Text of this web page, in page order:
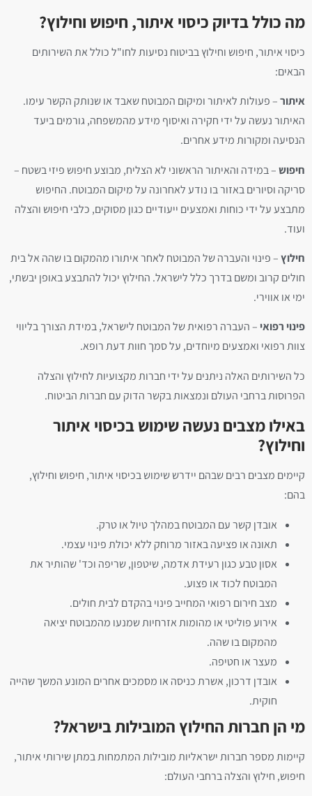
מה כולל בדיוק כיסוי איתור, חיפוש וחילוץ?
כיסוי איתור, חיפוש וחילוץ בביטוח נסיעות לחו"ל כולל את השירותים
הבאים:
איתור– פעולות לאיתור ומיקום המבוטח שאבד או שנותק הקשר עימו.
האיתור נעשה על ידי חקירה ואיסוף מידע מהמשפחה, גורמים ביעד
הנסיעה ומקורות מידע אחרים.
חיפוש– במידה והאיתור הראשוני לא הצליח, מבוצע חיפוש פיזי בשטח –
סריקה וסיורים באזור בו נודע לאחרונה על מיקום המבוטח. החיפוש
מתבצע על ידי כוחות ואמצעים ייעודיים כגון מסוקים, כלבי חיפוש והצלה
ועוד.
חילוץ– פינוי והעברה של המבוטח לאחר איתורו מהמקום בו שהה אל בית
חולים קרוב ומשם בדרך כלל לישראל. החילוץ יכול להתבצע באופן יבשתי,
ימי או אווירי.
פינוי רפואי– העברה רפואית של המבוטח לישראל, במידת הצורך בליווי
צוות רפואי ואמצעים מיוחדים, על סמך חוות דעת רופא.
כל השירותים האלה ניתנים על ידי חברות מקצועיות לחילוץ והצלה
הפרוסות ברחבי העולם ונמצאות בקשר הדוק עם חברות הביטוח.
באילו מצבים נעשה שימוש בכיסוי איתור
וחילוץ?
קיימים מצבים רבים שבהם יידרש שימוש בכיסוי איתור, חיפוש וחילוץ,
בהם:
אובדן קשר עם המבוטח במהלך טיול או טרק.
תאונה או פציעה באזור מרוחק ללא יכולת פינוי עצמי.
אסון טבע כגון רעידת אדמה, שיטפון, שריפה וכד' שהותיר את
המבוטח לכוד או פצוע.
מצב חירום רפואי המחייב פינוי בהקדם לבית חולים.
אירוע פוליטי או מהומות אזרחיות שמנעו מהמבוטח יציאה
מהמקום בו שהה.
מעצר או חטיפה.
אובדן דרכון, אשרת כניסה או מסמכים אחרים המונע המשך שהייה
חוקית.
מי הן חברות החילוץ המובילות בישראל?
קיימות מספר חברות ישראליות מובילות המתמחות במתן שירותי איתור,
חיפוש, חילוץ והצלה ברחבי העולם: